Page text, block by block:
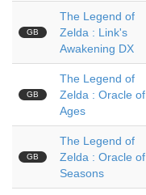
GB
The Legend of
Zelda : Link's
Awakening DX
GB
The Legend of
Zelda : Oracle of
Ages
GB
The Legend of
Zelda : Oracle of
Seasons